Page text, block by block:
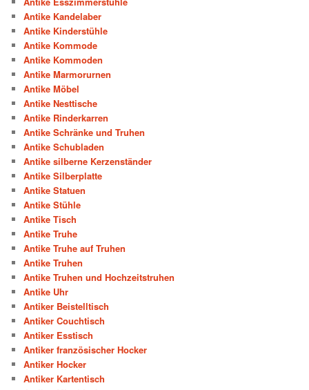
Antike Kandelaber
Antike Kinderstühle
Antike Kommode
Antike Kommoden
Antike Marmorurnen
Antike Möbel
Antike Nesttische
Antike Rinderkarren
Antike Schränke und Truhen
Antike Schubladen
Antike silberne Kerzenständer
Antike Silberplatte
Antike Statuen
Antike Stühle
Antike Tisch
Antike Truhe
Antike Truhe auf Truhen
Antike Truhen
Antike Truhen und Hochzeitstruhen
Antike Uhr
Antiker Beistelltisch
Antiker Couchtisch
Antiker Esstisch
Antiker französischer Hocker
Antiker Hocker
Antiker Kartentisch